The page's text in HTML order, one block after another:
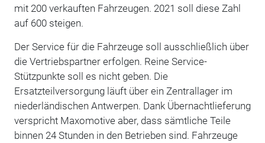
mit 200 verkauften Fahrzeugen. 2021 soll diese Zahl
auf 600 steigen.
Der Service für die Fahrzeuge soll ausschließlich über
die Vertriebspartner erfolgen. Reine Service-
Stützpunkte soll es nicht geben. Die
Ersatzteilversorgung läuft über ein Zentrallager im
niederländischen Antwerpen. Dank Übernachtlieferung
verspricht Maxomotive aber, dass sämtliche Teile
binnen 24 Stunden in den Betrieben sind. Fahrzeuge